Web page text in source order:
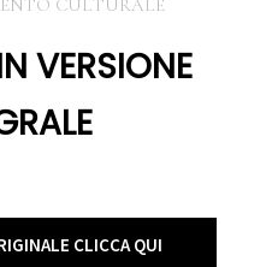
CULTURALE
VERSIONE
CLICCA QUI